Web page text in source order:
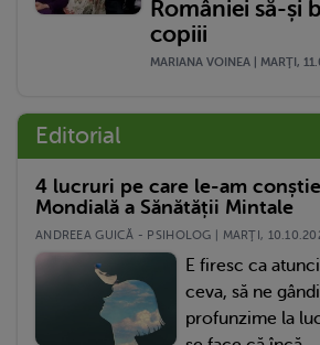
României să-și
copiii
MARIANA VOINEA | MARŢI,
Editorial
4 lucruri pe care le-am
Mondială a Sănătății Mintale
ANDREEA GUICĂ - PSIHOLOG | MARŢI,
E firesc ca
ceva, să ne
profunzime la